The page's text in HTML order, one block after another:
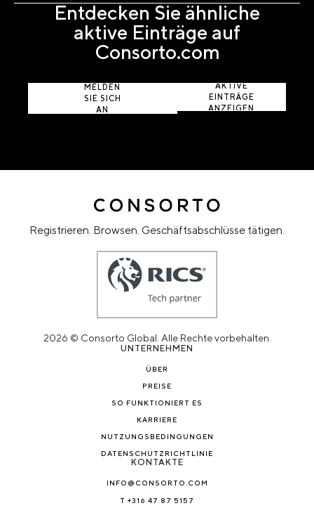
Entdecken Sie ähnliche
aktive Einträge auf
Consorto.com
MELDEN
SIE SICH
AN
AKTIVE
EINTRÄGE
ANZEIGEN
Registrieren. Browsen. Geschäftsabschlüsse tätigen.
2026 © Consorto Global. Alle Rechte vorbehalten.
UNTERNEHMEN
ÜBER
PREISE
SO FUNKTIONIERT ES
KARRIERE
NUTZUNGSBEDINGUNGEN
DATENSCHUTZRICHTLINIE
KONTAKTE
INFO@CONSORTO.COM
T +316 47 87 5157